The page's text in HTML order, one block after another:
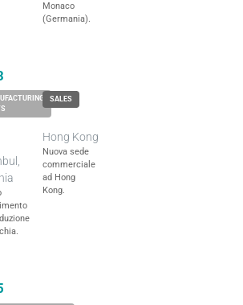
Monaco
(Germania).
Hong Kong
Nuova sede
commerciale
ad Hong
Kong.